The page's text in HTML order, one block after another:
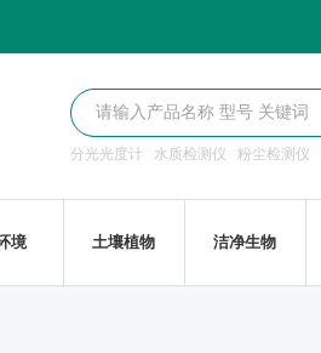
分光光度计 水质检测仪 粉尘检测仪
境 土壤植物 洁净生物